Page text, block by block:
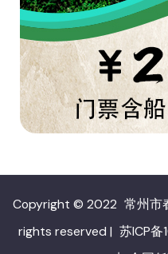
Copyright © 2022 常州市
rights reserved | 苏ICP